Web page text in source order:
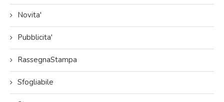
Novita'
Pubblicita'
RassegnaStampa
Sfogliabile